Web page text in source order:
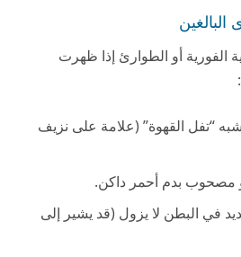
الفورية أو الطوارئ إذا ظهرت
“تفل القهوة” (علامة على نزيف
مصحوب بدم أحمر داكن.
في البطن لا يزول (قد يشير إلى